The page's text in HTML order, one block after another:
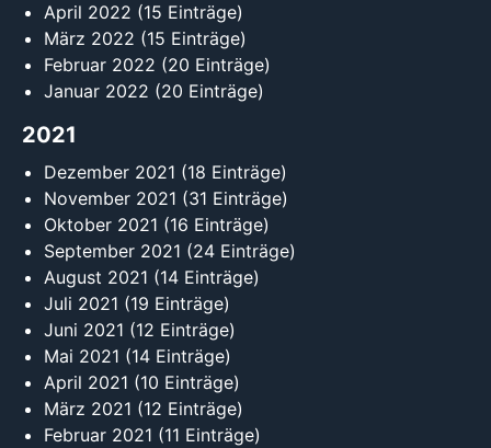
April 2022 (15 Einträge)
März 2022 (15 Einträge)
Februar 2022 (20 Einträge)
Januar 2022 (20 Einträge)
2021
Dezember 2021 (18 Einträge)
November 2021 (31 Einträge)
Oktober 2021 (16 Einträge)
September 2021 (24 Einträge)
August 2021 (14 Einträge)
Juli 2021 (19 Einträge)
Juni 2021 (12 Einträge)
Mai 2021 (14 Einträge)
April 2021 (10 Einträge)
März 2021 (12 Einträge)
Februar 2021 (11 Einträge)